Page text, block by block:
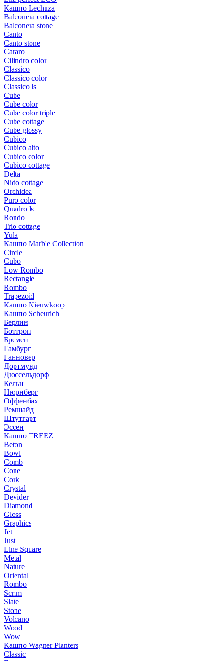
Кашпо Lechuza
Balconera cottage
Balconera stone
Canto
Canto stone
Cararo
Cilindro color
Classico
Classico color
Classico ls
Cube
Cube color
Cube color triple
Cube cottage
Cube glossy
Cubico
Cubico alto
Cubico color
Cubico cottage
Delta
Nido cottage
Orchidea
Puro color
Quadro ls
Rondo
Trio cottage
Yula
Кашпо Marble Collection
Circle
Cubo
Low Rombo
Rectangle
Rombo
Trapezoid
Кашпо Nieuwkoop
Кашпо Scheurich
Берлин
Боттроп
Бремен
Гамбург
Ганновер
Дортмунд
Дюссельдорф
Кельн
Нюрнберг
Оффенбах
Ремшайд
Штутгарт
Эссен
Кашпо TREEZ
Beton
Bowl
Comb
Cone
Cork
Crystal
Devider
Diamond
Gloss
Graphics
Jet
Just
Line Square
Metal
Nature
Oriental
Rombo
Scrim
Slate
Stone
Volcano
Wood
Wow
Кашпо Wagner Planters
Classic